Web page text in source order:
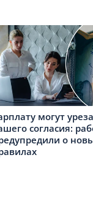
могут
согласия:
о